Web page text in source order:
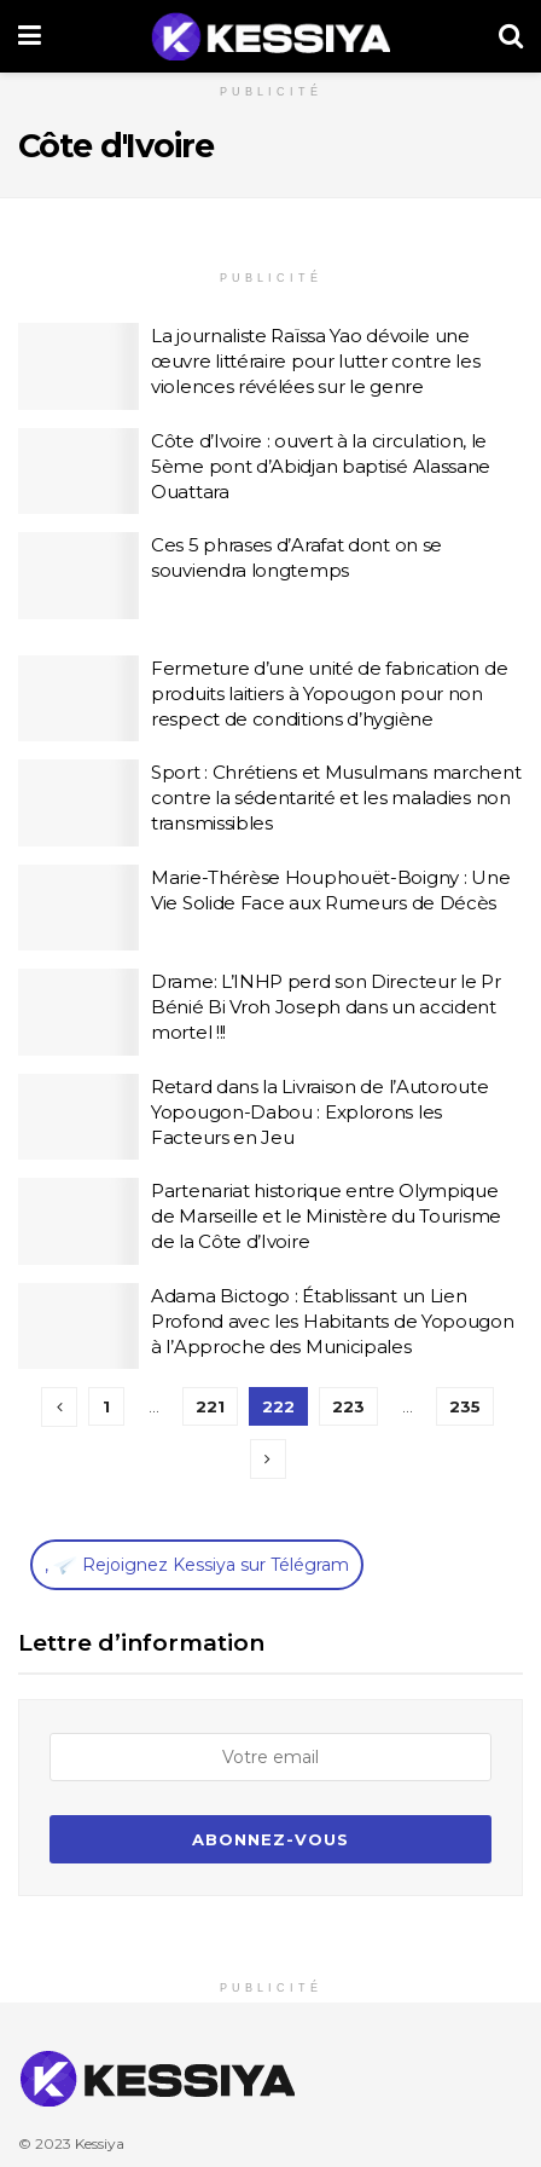
PUBLICITÉ
Côte d'Ivoire
PUBLICITÉ
La journaliste Raïssa Yao dévoile une
œuvre littéraire pour lutter contre les
violences révélées sur le genre
Côte d’Ivoire : ouvert à la circulation, le
5ème pont d’Abidjan baptisé Alassane
Ouattara
Ces 5 phrases d’Arafat dont on se
souviendra longtemps
Fermeture d’une unité de fabrication de
produits laitiers à Yopougon pour non
respect de conditions d’hygiène
Sport : Chrétiens et Musulmans marchent
contre la sédentarité et les maladies non
transmissibles
Marie-Thérèse Houphouët-Boigny : Une
Vie Solide Face aux Rumeurs de Décès
Drame: L’INHP perd son Directeur le Pr
Bénié Bi Vroh Joseph dans un accident
mortel !!!
Retard dans la Livraison de l’Autoroute
Yopougon-Dabou : Explorons les
Facteurs en Jeu
Partenariat historique entre Olympique
de Marseille et le Ministère du Tourisme
de la Côte d’Ivoire
Adama Bictogo : Établissant un Lien
Profond avec les Habitants de Yopougon
à l’Approche des Municipales
1 221 222 223 235
, Rejoignez Kessiya sur Télégram
Lettre d’information
PUBLICITÉ
© 2023 Kessiya